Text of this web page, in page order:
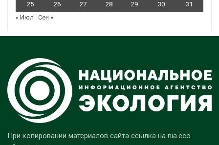
25 26 27 28 29 30
31
« Июл
Сен »
При копировании материалов сайта ссылка на nia.eco